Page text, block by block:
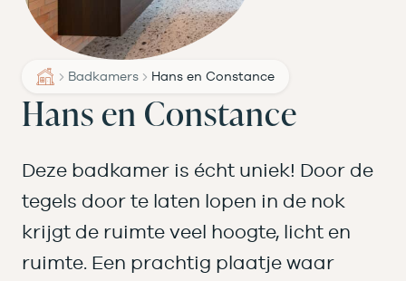
Badkamers Hans en Constance
Hans en Constance
Deze badkamer is écht uniek! Door de
tegels door te laten lopen in de nok
krijgt de ruimte veel hoogte, licht en
ruimte. Een prachtig plaatje waar